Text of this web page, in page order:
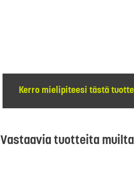
Kerro mielipiteesi tästä
Vastaavia tuotteita